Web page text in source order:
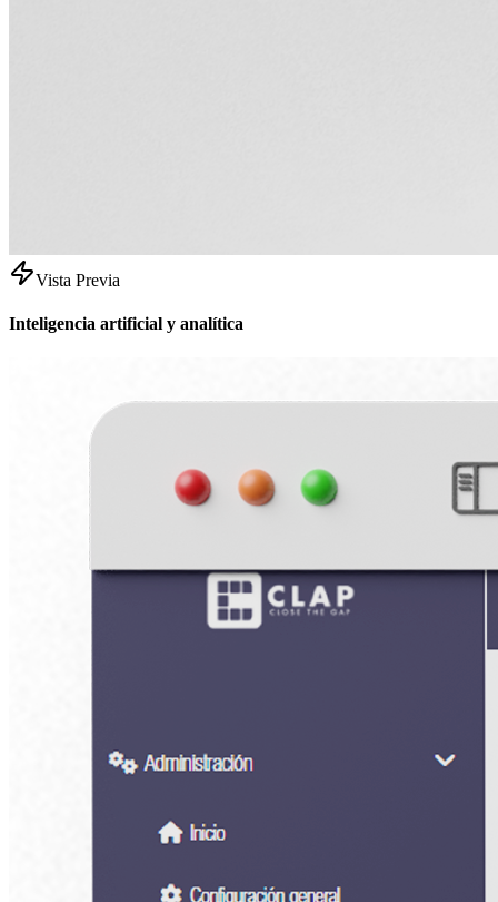
Vista Previa
Inteligencia artificial y analítica